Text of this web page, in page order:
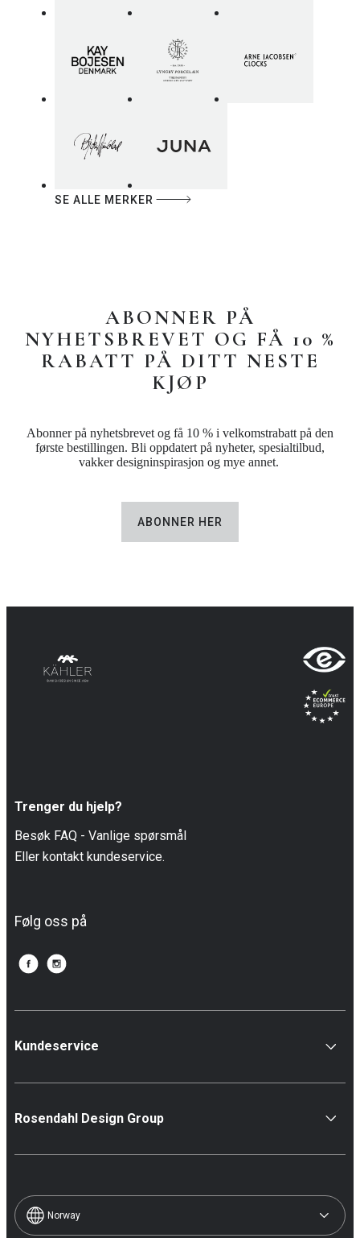
SE ALLE MERKER
ABONNER PÅ
NYHETSBREVET OG FÅ 10 %
RABATT PÅ DITT NESTE
KJØP
Abonner på nyhetsbrevet og få 10 % i velkomstrabatt på den
første bestillingen. Bli oppdatert på nyheter, spesialtilbud,
vakker designinspirasjon og mye annet.
ABONNER HER
Trenger du hjelp?
Besøk FAQ - Vanlige spørsmål
Eller kontakt kundeservice.
Følg oss på
Kundeservice
Rosendahl Design Group
Norway